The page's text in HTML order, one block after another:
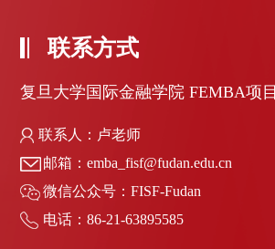
联系方式
复旦大学国际金融学院 FEMBA项目
联系人：卢老师
邮箱：emba_fisf@fudan.edu.cn
微信公众号：FISF-Fudan
电话：86-21-63895585